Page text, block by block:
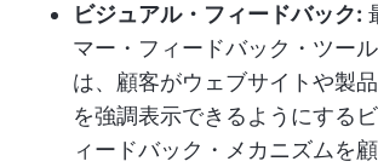
ビジュアル・フィードバック:
マー・フィードバック・ツー
は、顧客がウェブサイトや製
を強調表示できるようにする
ィードバック・メカニズムを